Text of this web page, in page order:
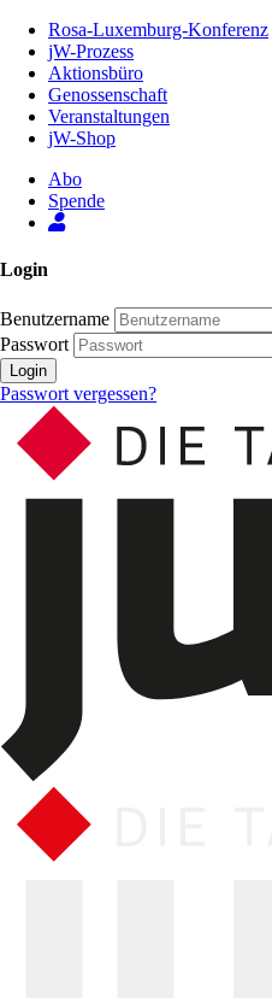
Inhalt
Seite
Rosa-Luxemburg-Konferenz
jW-Prozess
Aktionsbüro
Genossenschaft
Veranstaltungen
jW-Shop
Abo
Spende
Login
Benutzername
Passwort
Login
Passwort vergessen?